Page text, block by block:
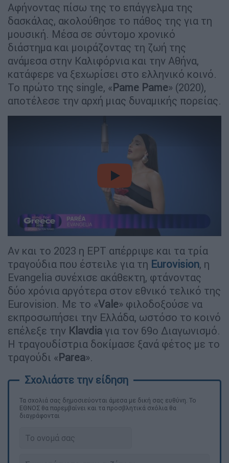
Αφήνοντας πίσω της το επάγγελμα της
δασκάλας, ακολούθησε το πάθος της για τη
μουσική. Μέσα σε σύντομο χρονικό
διάστημα και μοιράζοντας τη ζωή της
ανάμεσα στην Καλιφόρνια και την Αθήνα,
κατάφερε να ξεχωρίσει στο ελληνικό κοινό.
Το πρώτο της single, «Pame Pame» (2020),
αποτέλεσε την αρχή μιας δυναμικής πορείας.
video
Αν και το 2023 η ΕΡΤ απέρριψε και τα τρία
τραγούδια που έστειλε για τη Eurovision, η
Evangelia συνέχισε ακάθεκτη, φτάνοντας
δύο χρόνια αργότερα στον εθνικό τελικό της
Eurovision. Με το «Vale» φιλοδοξούσε να
εκπροσωπήσει την Ελλάδα, ωστόσο το κοινό
επέλεξε την Klavdia για τον 69ο Διαγωνισμό.
Η τραγουδίστρια δοκίμασε ξανά φέτος με το
τραγούδι «Parea».
Τα σχολιά σας δημοσιεύονται άμεσα με δική σας ευθύνη. Το
ΕΘΝΟΣ θα παρεμβαίνει και τα προσβλητικά σχόλια θα
διαγράφονται